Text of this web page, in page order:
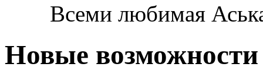
Всеми любимая
Новые